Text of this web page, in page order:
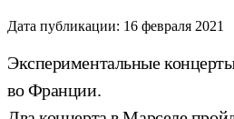
Дата публикации: 16 февраля 2021
Экспериментальные
во Франции.